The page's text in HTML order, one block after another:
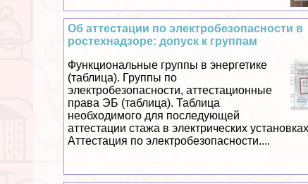
Об аттестации по электробезопасности в
ростехнадзоре: допуск к группам
Функциональные группы в энергетике
(таблица). Группы по
электробезопасности, аттестационные
права ЭБ (таблица). Таблица
необходимого для последующей
аттестации стажа в электрических
Аттестация по электробезопасности....